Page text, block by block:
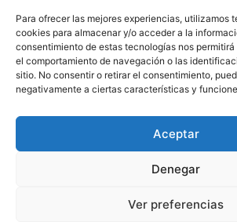
Para ofrecer las mejores experiencias, utilizamos
cookies para almacenar y/o acceder a la
consentimiento de estas tecnologías nos
el comportamiento de navegación o las
sitio. No consentir o retirar el consentimiento,
negativamente a ciertas características y
Aceptar
Denegar
Ver preferencias
Email:
Teléfono:677 639 794
Ronda das Fontiñas 90